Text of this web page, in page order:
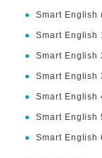
● Smart English
● Smart English
● Smart English
● Smart English
● Smart English
● Smart English
● Smart English